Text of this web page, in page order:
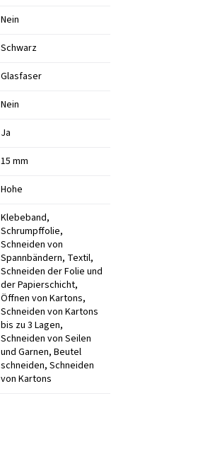
Nein
Schwarz
Glasfaser
Nein
Ja
15 mm
Hohe
Klebeband,
Schrumpffolie,
Schneiden von
Spannbändern, Textil,
Schneiden der Folie und
der Papierschicht,
Öffnen von Kartons,
Schneiden von Kartons
bis zu 3 Lagen,
Schneiden von Seilen
und Garnen, Beutel
schneiden, Schneiden
von Kartons